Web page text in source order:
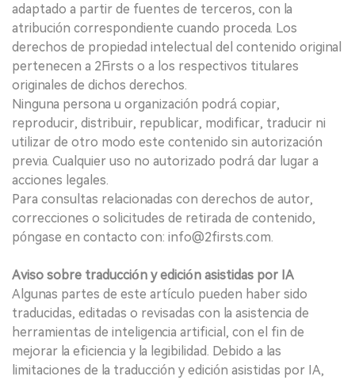
adaptado a partir de fuentes de terceros, con la
atribución correspondiente cuando proceda. Los
derechos de propiedad intelectual del contenido original
pertenecen a 2Firsts o a los respectivos titulares
originales de dichos derechos.
Ninguna persona u organización podrá copiar,
reproducir, distribuir, republicar, modificar, traducir ni
utilizar de otro modo este contenido sin autorización
previa. Cualquier uso no autorizado podrá dar lugar a
acciones legales.
Para consultas relacionadas con derechos de autor,
correcciones o solicitudes de retirada de contenido,
póngase en contacto con: info@2firsts.com.
Aviso sobre traducción y edición asistidas por IA
Algunas partes de este artículo pueden haber sido
traducidas, editadas o revisadas con la asistencia de
herramientas de inteligencia artificial, con el fin de
mejorar la eficiencia y la legibilidad. Debido a las
limitaciones de la traducción y edición asistidas por IA,